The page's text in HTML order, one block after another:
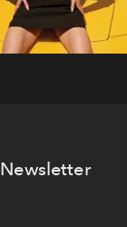
Newsletter